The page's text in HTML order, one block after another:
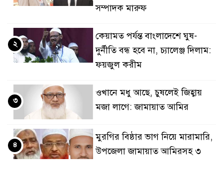
সম্পাদক মারুফ
কেয়ামত পর্যন্ত বাংলাদেশে ঘুষ-
দুর্নীতি বন্ধ হবে না, চ্যালেঞ্জ দিলাম:
ফয়জুল করীম
২
ওখানে মধু আছে, চুষলেই জিহ্বায়
মজা লাগে: জামায়াত আমির
৩
মুরগির বিষ্ঠার ভাগ নিয়ে মারামারি,
উপজেলা জামায়াত আমিরসহ ৩
৪